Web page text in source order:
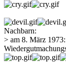
Nachbarn:
> am 8. März